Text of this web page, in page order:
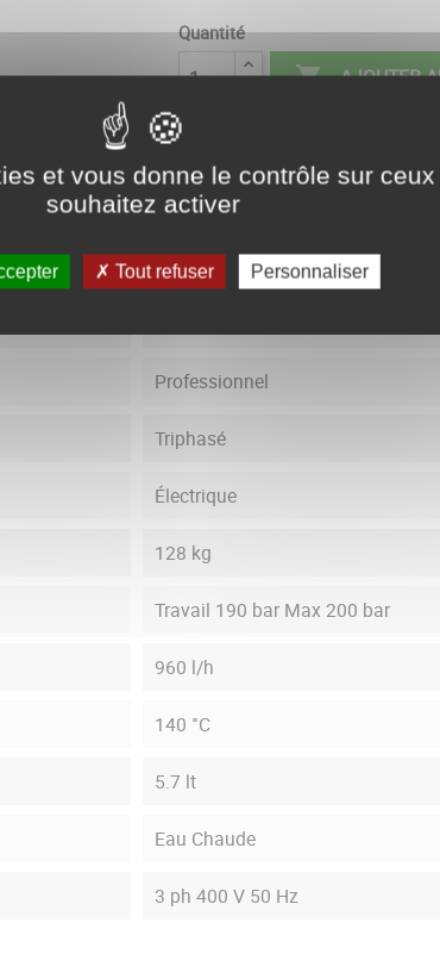
Quantité
 AJOUTER

Partager
Professionnel
Triphasé
Électrique
128 kg
Travail 190 bar Max 200 bar
960 l/h
140 °C
5.7 lt
Eau Chaude
3 ph 400 V 50 Hz
et vous donne le contrôle sur
souhaitez activer
Tout refuser Personnaliser